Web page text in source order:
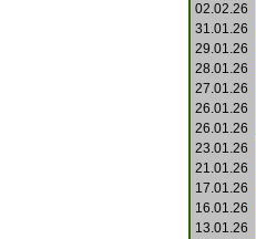
02.02.26
31.01.26
29.01.26
28.01.26
27.01.26
26.01.26
26.01.26
23.01.26
21.01.26
17.01.26
16.01.26
13.01.26